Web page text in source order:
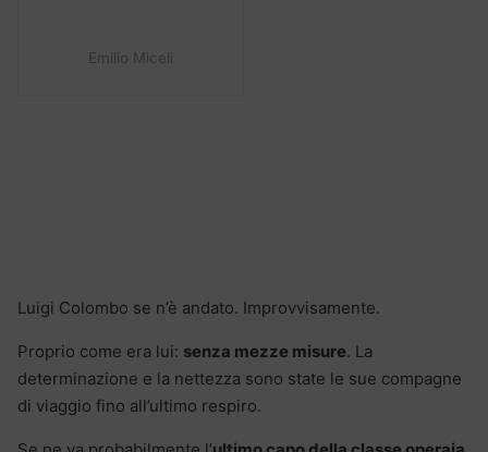
Emilio Miceli
Luigi Colombo se n’è andato. Improvvisamente.
Proprio come era lui: senza mezze misure. La
determinazione e la nettezza sono state le sue compagne
di viaggio fino all’ultimo respiro.